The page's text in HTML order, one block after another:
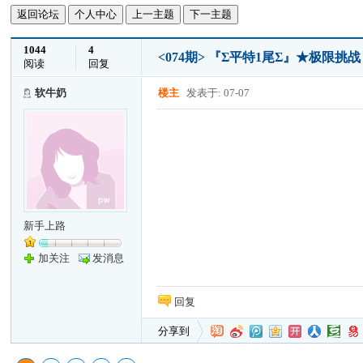
返回论坛 个人中心 上一主题 下一主题
1044
阅读
4
回复
<074期> 『Σ平特1尾Σ』★极限挑战
软牛奶
新手上路
加关注 发消息
楼主 发表于: 07-07
回复
分享到